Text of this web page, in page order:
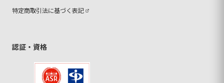
特定商取引法に基づく表記
認証・資格